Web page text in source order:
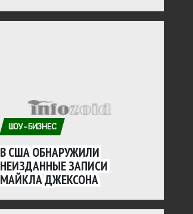
ШОУ-БИЗНЕС
В США ОБНАРУЖИЛИ
НЕИЗДАННЫЕ ЗАПИСИ
МАЙКЛА ДЖЕКСОНА